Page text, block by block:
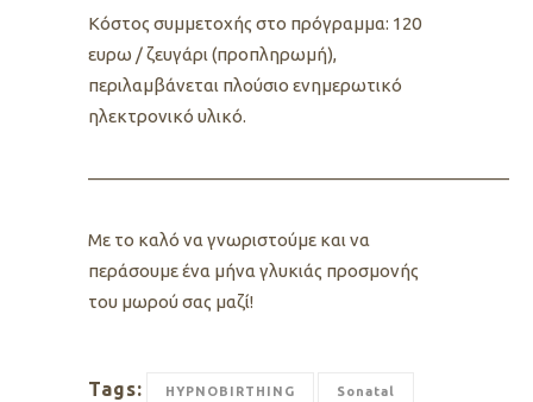
Kόστος συμμετοχής στο πρόγραμμα: 120
ευρω / ζευγάρι (προπληρωμή),
περιλαμβάνεται πλούσιο ενημερωτικό
ηλεκτρονικό υλικό.
—————————————————————————
Με το καλό να γνωριστούμε και να
περάσουμε ένα μήνα γλυκιάς προσμονής
του μωρού σας μαζί!
Tags: HYPNOBIRTHING Sonatal